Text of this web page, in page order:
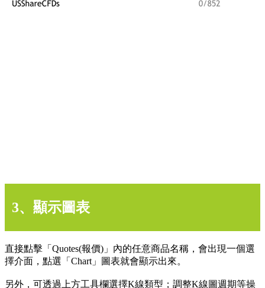
3、顯示圖表
直接點擊「Quotes(報價)」內的任意商品名稱，會出現一個選
擇介面，點選「Chart」圖表就會顯示出來。
另外，可透過上方工具欄選擇K線類型；調整K線圖週期等操